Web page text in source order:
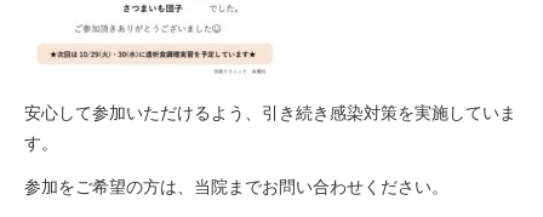
安心して参加いただけるよう、引き続き感染対策を実施していま
す。
参加をご希望の方は、当院までお問い合わせください。